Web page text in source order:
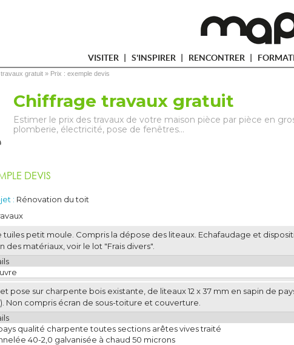
VISITER S'INSPIRER RENCONTRER
gratuit » Prix : exemple devis
Chiffrage travaux gratuit
Estimer le prix des travaux de votre maison pièce par pièce en
plomberie, électricité, pose de fenêtres…
DEVIS
: Rénovation du toit
tuiles petit moule. Compris la dépose des liteaux. Echafaudage et
des matériaux, voir le lot "Frais divers".
pose sur charpente bois existante, de liteaux 12 x 37 mm en sapin de
Non compris écran de sous-toiture et couverture.
qualité charpente toutes sections arêtes vives traité
40-2,0 galvanisée à chaud 50 microns